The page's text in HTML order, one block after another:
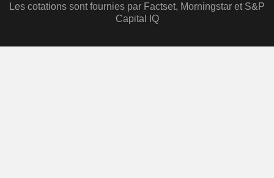
Les cotations sont fournies par Factset, Morningstar et S&P
Capital IQ